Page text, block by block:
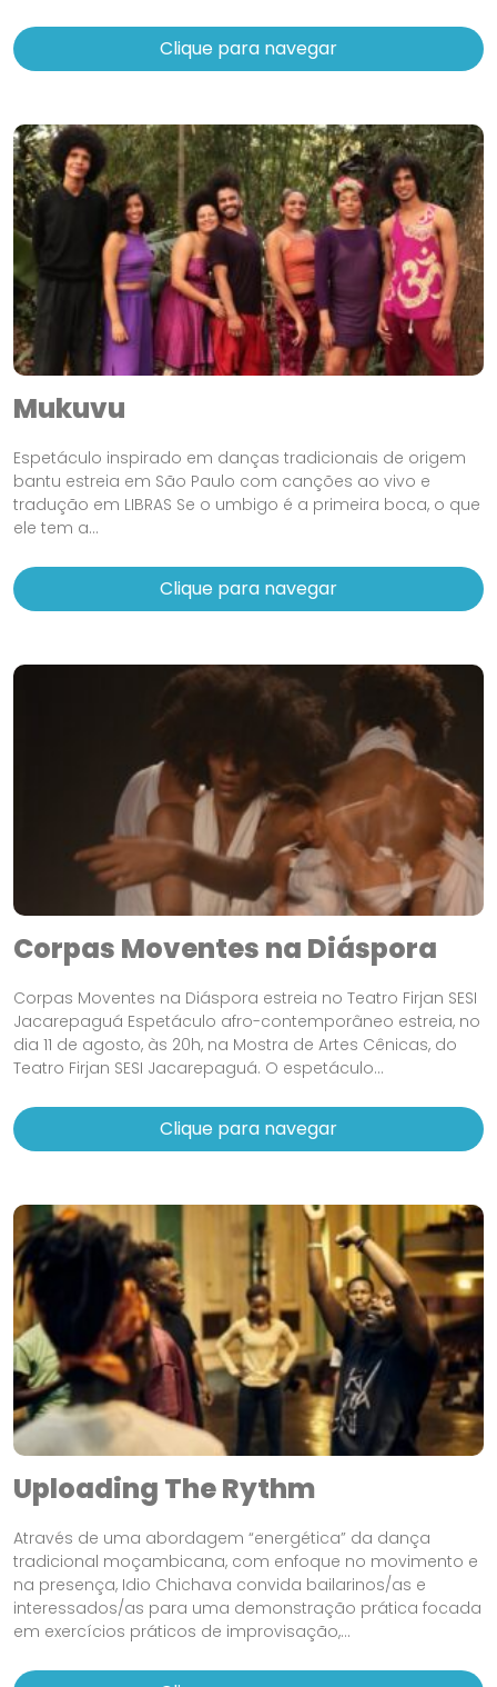
Clique para navegar
Mukuvu
Espetáculo inspirado em danças tradicionais de origem
bantu estreia em São Paulo com canções ao vivo e
tradução em LIBRAS Se o umbigo é a primeira boca, o que
ele tem a...
Clique para navegar
Corpas Moventes na Diáspora
Corpas Moventes na Diáspora estreia no Teatro Firjan SESI
Jacarepaguá Espetáculo afro-contemporâneo estreia, no
dia 11 de agosto, às 20h, na Mostra de Artes Cênicas, do
Teatro Firjan SESI Jacarepaguá. O espetáculo...
Clique para navegar
Uploading The Rythm
Através de uma abordagem “energética” da dança
tradicional moçambicana, com enfoque no movimento e
na presença, Idio Chichava convida bailarinos/as e
interessados/as para uma demonstração prática focada
em exercícios práticos de improvisação,...